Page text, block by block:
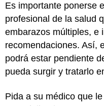
Es importante ponerse
profesional de la salud
embarazos múltiples, e
recomendaciones. Así,
podrá estar pendiente
pueda surgir y tratarlo
Pida a su médico que